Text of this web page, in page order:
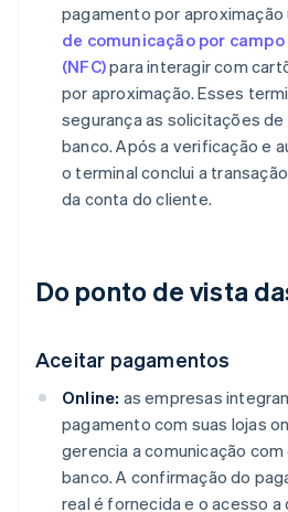
pagamento por aproximação
de comunicação por
(NFC)para interagir com
por aproximação. Esses
segurança as solicitações
banco. Após a verificação e
o terminal conclui a
da conta do cliente.
Do ponto de vista
Aceitar pagamentos
Online: as empresas
pagamento com suas lojas
gerencia a comunicação
banco. A confirmação do
real é fornecida e o acesso a